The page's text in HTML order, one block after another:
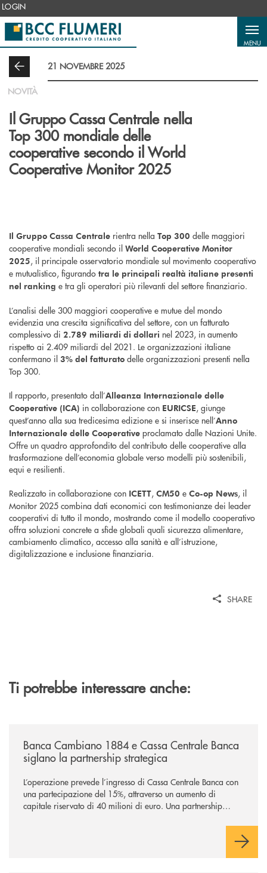
Salta al contenuto principale
LOGIN
MENU
21 NOVEMBRE 2025
NOVITÀ
Il Gruppo Cassa Centrale nella
Top 300 mondiale delle
cooperative secondo il World
Cooperative Monitor 2025
Il Gruppo Cassa Centrale rientra nella Top 300 delle maggiori
cooperative mondiali secondo il World Cooperative Monitor
2025, il principale osservatorio mondiale sul movimento cooperativo
e mutualistico, figurando tra le principali realtà italiane presenti
nel ranking e tra gli operatori più rilevanti del settore finanziario.
L’analisi delle 300 maggiori cooperative e mutue del mondo
evidenzia una crescita significativa del settore, con un fatturato
complessivo di 2.789 miliardi di dollari nel 2023, in aumento
rispetto ai 2.409 miliardi del 2021. Le organizzazioni italiane
confermano il 3% del fatturato delle organizzazioni presenti nella
Top 300.
Il rapporto, presentato dall’Alleanza Internazionale delle
Cooperative (ICA) in collaborazione con EURICSE, giunge
quest’anno alla sua tredicesima edizione e si inserisce nell’Anno
Internazionale delle Cooperative proclamato dalle Nazioni Unite.
Offre un quadro approfondito del contributo delle cooperative alla
trasformazione dell’economia globale verso modelli più sostenibili,
equi e resilienti.
Realizzato in collaborazione con ICETT, CM50 e Co-op News, il
Monitor 2025 combina dati economici con testimonianze dei leader
cooperativi di tutto il mondo, mostrando come il modello cooperativo
offra soluzioni concrete a sfide globali quali sicurezza alimentare,
cambiamento climatico, accesso alla sanità e all’istruzione,
digitalizzazione e inclusione finanziaria.
SHARE
Ti potrebbe interessare anche:
Banca Cambiano 1884 e Cassa Centrale Banca
siglano la partnership strategica
L’operazione prevede l’ingresso di Cassa Centrale Banca con
una partecipazione del 15%, attraverso un aumento di
capitale riservato di 40 milioni di euro. Una partnership
comuni e sulla prossimità ai territori, per ampliare l’offerta e